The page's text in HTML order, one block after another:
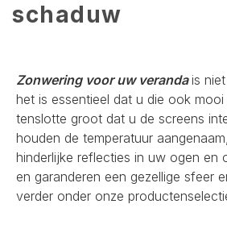
schaduw
Zonwering voor uw verandais
het is essentieel dat u die ook
tenslotte groot dat u de screens
houden de temperatuur
hinderlijke reflecties in uw ogen en
en garanderen een gezellige sfeer
verder onder onze